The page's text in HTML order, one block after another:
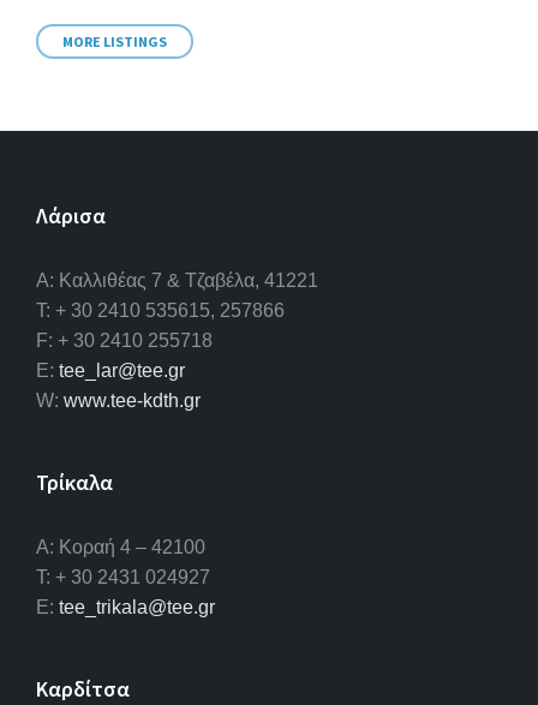
MORE LISTINGS
Λάρισα
A: Καλλιθέας 7 & Τζαβέλα, 41221
T: + 30 2410 535615, 257866
F: + 30 2410 255718
E: tee_lar@tee.gr
W: www.tee-kdth.gr
Τρίκαλα
Α: Κοραή 4 – 42100
T: + 30 2431 024927
E: tee_trikala@tee.gr
Καρδίτσα